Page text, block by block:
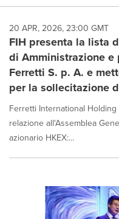
20 APR, 2026, 23:00 GMT
FIH presenta la lista
di Amministrazione
Ferretti S. p. A. e
per la sollecitazione
Ferretti International Holding
relazione all'Assemblea
azionario HKEX:...